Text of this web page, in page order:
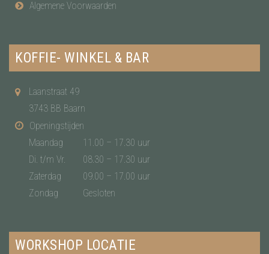
Algemene Voorwaarden
KOFFIE- WINKEL & BAR
Laanstraat 49
3743 BB Baarn
Openingstijden
Maandag
11.00 – 17.30 uur
Di. t/m Vr.
08.30 – 17.30 uur
Zaterdag
09.00 – 17.00 uur
Zondag
Gesloten
WORKSHOP LOCATIE